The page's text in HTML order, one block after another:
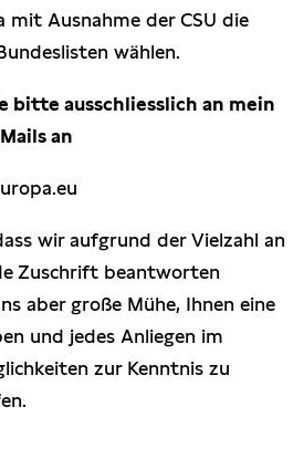
mit Ausnahme der CSU die
wählen.
bitte ausschliesslich an mein
an
wir aufgrund der Vielzahl an
Zuschrift beantworten
aber große Mühe, Ihnen eine
und jedes Anliegen im
zur Kenntnis zu